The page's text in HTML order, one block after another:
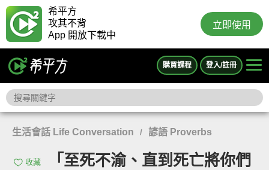
希平方
攻其不背
App 開放下載中
立即使用
購買課程 登入/註冊
生活會話 Life Conversation / 諺語 Proverbs
收藏
「至死不渝、直到死亡將你們